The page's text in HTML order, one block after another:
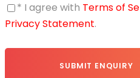
* I agree with Terms of
Privacy Statement.